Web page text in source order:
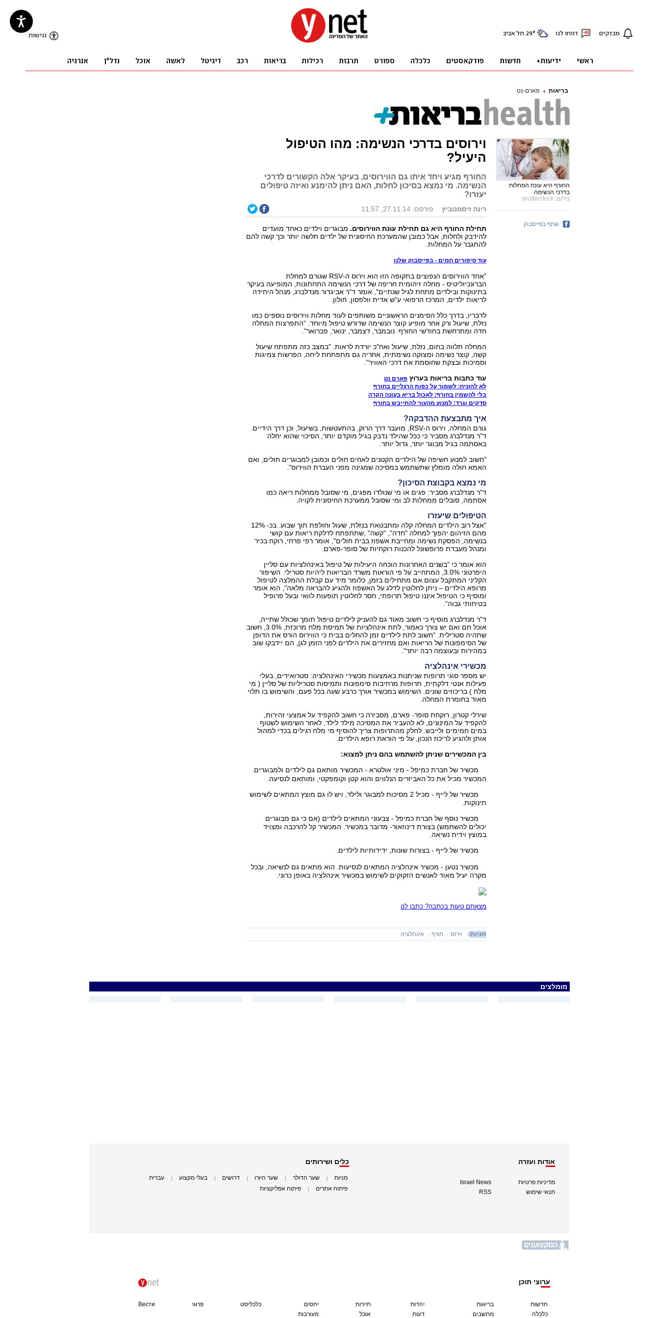
בריאות פארם-נט
וירוסים בדרכי הנשימה: מהו הטיפול
היעיל?
החורף מגיע ויחד איתו גם הווירוסים, בעיקר אלה הקשורים לדרכי
הנשימה. מי נמצא בסיכון לחלות, האם ניתן להימנע ואיזה טיפולים
יעזרו?
רינה זיסמנוביץ פורסם: 27.11.14, 11:57
תחילת החורף היא גם תחילת עונת הווירוסים. מבוגרים וילדים כאחד מועדים
להידבק ולחלות, אבל כמובן שהמערכת החיסונית של ילדים חלשה יותר וכך קשה להם
להתגבר על המחלות.
עוד סיפורים חמים - בפייסבוק שלנו
"אחד הווירוסים הנפוצים בתקופה הזו הוא וירוס ה-RSV שגורם למחלת
הברונכיוליטיס - מחלה זיהומית חריפה של דרכי הנשימה התחתונות, המופיעה בעיקר
בתינוקות ובילדים מתחת לגיל שנתיים", אומר ד"ר אביגדור מנדלברג, מנהל היחידה
לריאות ילדים, המרכז הרפואי ע"ש אדית וולפסון, חולון.
לדבריו, בדרך כלל הסימנים הראשוניים משותפים לעוד מחלות ווירוסים נוספים כמו
נזלת, שיעול ורק אחר מופיע קוצר הנשימה שדורש טיפול מיוחד. "התפרצות המחלה
חדה ומתרחשת בחודשי החורף: נובמבר, דצמבר, ינואר, פברואר".
המחלה תלווה בחום, נזלת, שיעול ואח"כ יורדת לראות. "במצב כזה מתפתח שיעול
קשה, קוצר נשימה ומצוקה נשימתית, אחריה גם מתפתחת ליחה, הפרשות צמיגות
וסמיכות ובצקת שחוסמת את דרכי האוויר".
עוד כתבות בריאות בערוץ פארם נט
לא להזניח: לשמור על כפות הרגליים בחורף
בלי להשמין בחורף: לאכול בריא בעונה הקרה
סדקים וגרד: למנוע מהעור להתייבש בחורף
איך מתבצעת ההדבקה?
גורם המחלה, וירוס ה-RSV, מועבר דרך הרוק, בהתעטשות, בשיעול, וכן דרך הידיים.
ד"ר מנדלברג מסביר כי ככל שהילד נדבק בגיל מוקדם יותר, הסיכוי שהוא יחלה
באסתמה בגיל מבוגר יותר, גדול יותר.
"חשוב למנוע חשיפה של הילדים הקטנים לאחים חולים וכמובן למבוגרים חולים, ואם
האמא חולה מומלץ שתשתמש במסיכה שמגינה מפני העברת הווירוס".
מי נמצא בקבוצת הסיכון?
ד"ר מנדלברג מסביר: פגים או מי שנולדו מפגים, מי שסובל ממחלות ריאה כמו
אסתמה, סובלים ממחלות לב ומי שסובל ממערכת החיסונית לקויה.
הטיפולים שיעזרו
"אצל רוב הילדים המחלה קלה ומתבטאת בנזלת, שעול וחולפת תוך שבוע. בכ- 12%
מהם הזיהום יהפוך למחלה "חדה", "קשה" ,שתתפתח לדלקת ריאות עם קושי
בנשימה, הפסקת נשימה ומחייבת אשפוז בבית חולים", אומר רפי פרחי, רוקח בכיר
ומנהל מעבדת פרופשונל להכנות רוקחיות של סופר-פארם.
הוא אומר כי "בשנים האחרונות הוכחה היעילות של טיפול באינהלציות עם סליין
היפרטוני 3.0%, המתחייב על פי הוראות משרד הבריאות ליהיות סטרילי. השיפור
הקליני המתקבל עצום אם מתחילים בזמן, כלומר מיד עם קבלת ההמלצה לטיפול
מרופא הילדים – ניתן לחלוטין לדלג על האשפוז ולהגיע להבראה מלאה", הוא אומר
ומוסיף כי הטיפול איננו טיפול תרופתי, חסר לחלוטין תופעות לוואי ובעל פרופיל
בטיחותי גבוה".
ד"ר מנדלברג מוסיף כי חשוב מאוד גם להעניק לילדים טיפול תומך שכולל שתייה,
אוכל חם ואם יש צורך כאמור, לתת אינהלציות של תמיסת מלח מרוכזת, 3.0%, חשוב
שתהיה סטרילית. "חשוב לתת לילדים זמן להחלים בבית כי הווירוס הורס את הדופן
של הסימפונות של הריאות ואם מחזירים את הילדים לפני הזמן לגן, הם יידבקו שוב
במהירות ובעוצמה רבה יותר".
מכשירי אינהלציה
יש מספר סוגי תרופות שניתנות באמצעות מכשירי האינהלציה: סטרואידים, בעלי
פעילות אנטי דלקתית, תרופות מרחיבות סימפונות ותמיסות סטריליות של סליין ( מי
מלח ) בריכוזים שונים. השימוש במכשיר אורך כרבע שעה בכל פעם, והשימוש בו תלוי
מאוד בחומרת המחלה.
שירלי קטרון, רוקחת סופר- פארם, מסבירה כי חשוב להקפיד על אמצעי זהירות,
להקפיד על המינונים, לא להעביר את המסיכה מילד לילד, לאחר השימוש לשטוף
במים חמימים ולייבש. לחלק מהתרופות צריך להוסיף מי מלח רגילים בכדי למהול
אותן ולהגיע לריכוז הנכון, על פי הוראת רופא הילדים.
בין המכשירים שניתן להשתמש בהם ניתן למצוא:
מכשיר של חברת כמיפל - מיני אולטרא - המכשיר מותאם גם לילדים ולמבוגרים.
המכשיר מכיל את כל האביזרים הנלווים והוא קטן וקומפקטי, ומותאם לנסיעה.
מכשיר של לייף - מכיל 2 מסיכות למבוגר ולילד, ויש לו גם מוצץ המתאים לשימוש
תינוקות.
מכשיר נוסף של חברת כמיפל - צבעוני המתאים לילדים (אם כי גם מבוגרים
יכולים להשתמש) בצורת דינוזאור- מדובר במכשיר. המכשיר קל להרכבה ומצויד
במוצץ וידית נשיאה.
מכשיר של לייף - בצורות שונות, ידידותיות לילדים.
מכשיר נטען - מכשיר אינהלציה המתאים לנסיעות. הוא מתאים גם לנשיאה, ובכל
מקרה יעיל מאוד לאנשים הזקוקים לשימוש במכשיר אינהלציה באופן כרוני.
מצאתם טעות בכתבה? כתבו לנו
תגיות: וירוס חורף אינהלציה
החורף היא עונת המחלות
בדרכי הנשימה
צילום: shutterstock
שתף בפייסבוק
מומלצים
אודות ועזרה
מדיניות פרטיות
תנאי שימוש
Israel News
RSS
כלים ושירותים
מניות שער הדולר שער היורו דרושים בעלי מקצוע עברית
פיתוח אתרים פיתוח אפליקציות
ערוצי תוכן
חדשות
כלכלה
בריאות
מחשבים
יהדות
דעות
תיירות
אוכל
יחסים
מעורבות
כלכליסט פרוגי Вести